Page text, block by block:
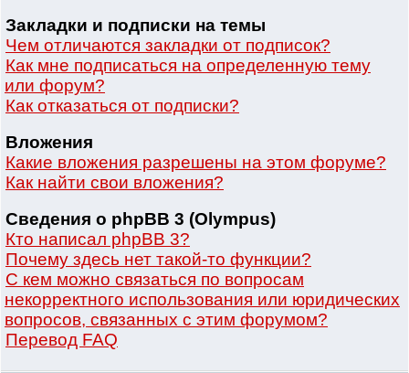
Закладки и подписки на темы
Чем отличаются закладки от подписок?
Как мне подписаться на определенную тему
или форум?
Как отказаться от подписки?
Вложения
Какие вложения разрешены на этом форуме?
Как найти свои вложения?
Сведения о phpBB 3 (Olympus)
Кто написал phpBB 3?
Почему здесь нет такой-то функции?
С кем можно связаться по вопросам
некорректного использования или юридических
вопросов, связанных с этим форумом?
Перевод FAQ